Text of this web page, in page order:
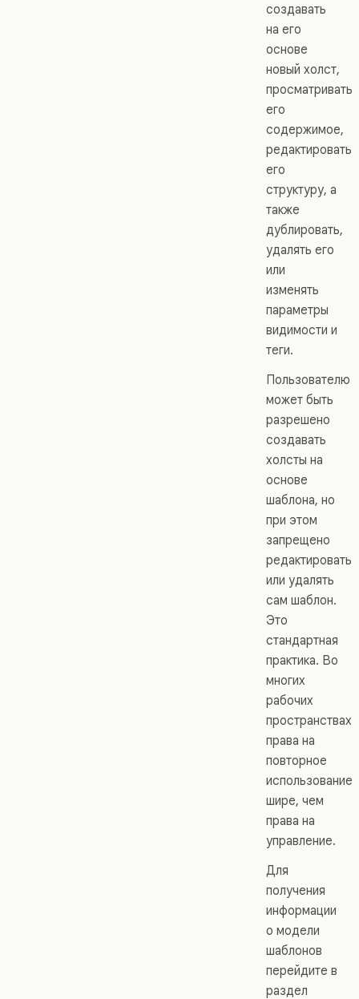
создавать
на его
основе
новый холст,
просматривать
его
содержимое,
редактировать
его
структуру, а
также
дублировать,
удалять его
или
изменять
параметры
видимости и
теги.
Пользователю
может быть
разрешено
создавать
холсты на
основе
шаблона, но
при этом
запрещено
редактировать
или удалять
сам шаблон.
Это
стандартная
практика. Во
многих
рабочих
пространствах
права на
повторное
использование
шире, чем
права на
управление.
Для
получения
информации
о модели
шаблонов
перейдите в
раздел